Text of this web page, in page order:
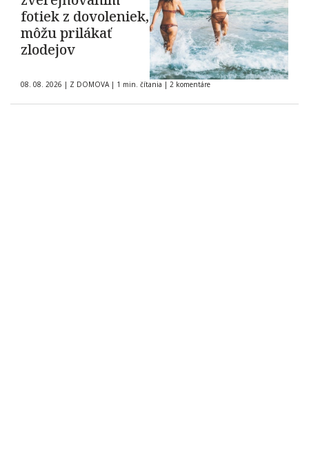
fotiek z dovoleniek,
môžu prilákať
zlodejov
08. 08. 2026 | Z DOMOVA | 1 min. čítania | 2 komentáre